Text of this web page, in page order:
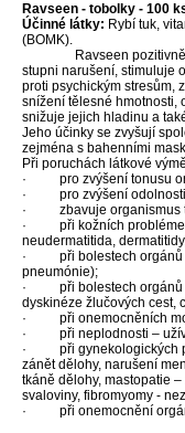
Ravseen - tobolky - 100
Účinné látky: Rybí tuk,
(BOMK).
Ravseen pozitivně
stupni narušení, stimuluje
proti psychickým stresům,
snížení tělesné hmotnosti,
snižuje jejich hladinu a
Jeho účinky se zvyšují
zejména s bahenními
Při poruchách látkové
· pro zvýšení tonusu
· pro zvýšení odolnosti
· zbavuje organismus
· při kožních
neudermatitida,
· při bolestech orgánů
pneumónie);
· při bolestech orgánů
dyskinéze žlučových cest,
· při o­nemocněních
· při neplodnosti –
· při gynekologických
zánět dělohy, narušení
tkáně dělohy, mastopatie
svaloviny, fibromyomy -
· při o­nemocnění